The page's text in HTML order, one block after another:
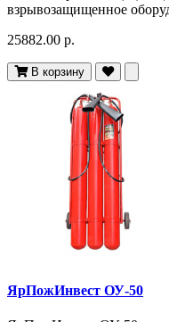
взрывозащищенное
25882.00 р.
В корзину
ЯрПожИнвест ОУ-50